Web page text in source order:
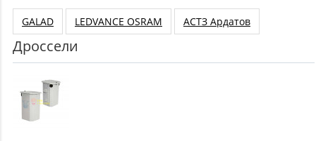
GALAD LEDVANCE OSRAM АСТЗ Ардатов
Дроссели